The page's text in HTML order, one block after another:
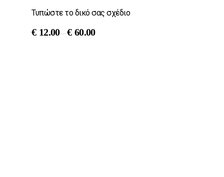
Τυπώστε το δικό σας σχέδιο
€ 12.00–€ 60.00